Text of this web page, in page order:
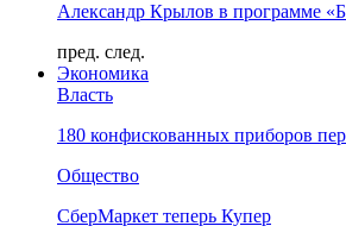
Александр Крылов в программе
пред. след.
Экономика
Власть
180 конфискованных приборов
Общество
СберМаркет теперь Купер